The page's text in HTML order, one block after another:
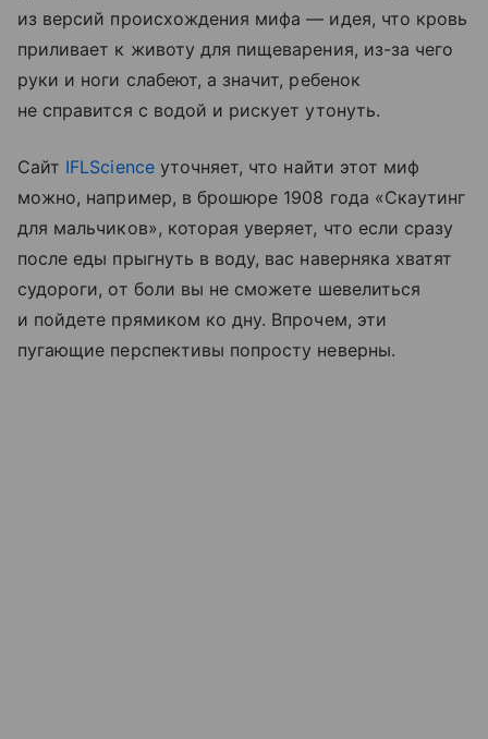
из версий происхождения мифа — идея, что кровь
приливает к животу для пищеварения, из-за чего
руки и ноги слабеют, а значит, ребенок
не справится с водой и рискует утонуть.
Сайт IFLScienceуточняет, что найти этот миф
можно, например, в брошюре 1908 года «Скаутинг
для мальчиков», которая уверяет, что если сразу
после еды прыгнуть в воду, вас наверняка хватят
судороги, от боли вы не сможете шевелиться
и пойдете прямиком ко дну. Впрочем, эти
пугающие перспективы попросту неверны.